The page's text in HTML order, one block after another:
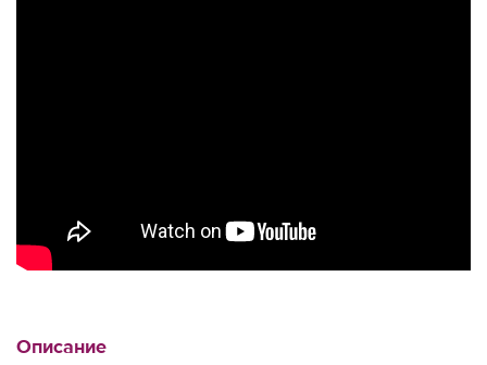
Описание